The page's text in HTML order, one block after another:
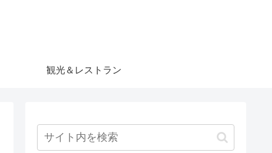
観光＆レストラン